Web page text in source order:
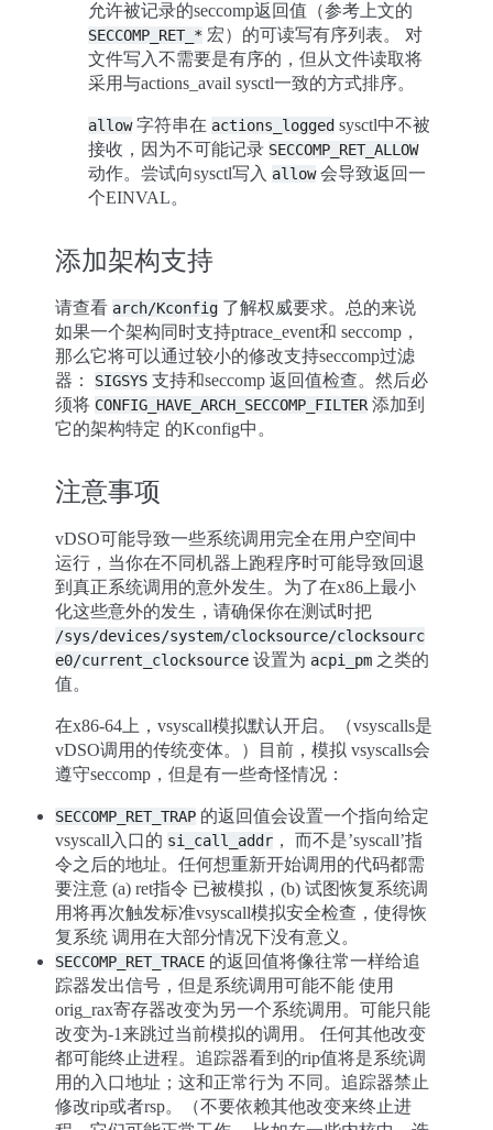
允许被记录的seccomp返回值（参考上文的
SECCOMP_RET_* 宏）的可读写有序列表。 对
文件写入不需要是有序的，但从文件读取将
采用与actions_avail sysctl一致的方式排序。
allow字符串在 actions_logged sysctl中不被
接收，因为不可能记录 SECCOMP_RET_ALLOW
动作。尝试向sysctl写入 allow会导致返回一
个EINVAL。
添加架构支持
请查看 arch/Kconfig 了解权威要求。总的来说
如果一个架构同时支持ptrace_event和 seccomp，
那么它将可以通过较小的修改支持seccomp过滤
器： SIGSYS 支持和seccomp 返回值检查。然后必
须将 CONFIG_HAVE_ARCH_SECCOMP_FILTER 添加到
它的架构特定 的Kconfig中。
注意事项
vDSO可能导致一些系统调用完全在用户空间中
运行，当你在不同机器上跑程序时可能导致回退
到真正系统调用的意外发生。为了在x86上最小
化这些意外的发生，请确保你在测试时把
/sys/devices/system/clocksource/clocksourc
e0/current_clocksource 设置为 acpi_pm 之类的
值。
在x86-64上，vsyscall模拟默认开启。（vsyscalls是
vDSO调用的传统变体。）目前，模拟 vsyscalls会
遵守seccomp，但是有一些奇怪情况：
SECCOMP_RET_TRAP 的返回值会设置一个指向给定
vsyscall入口的 si_call_addr ， 而不是’syscall’指
令之后的地址。任何想重新开始调用的代码都需
要注意 (a) ret指令 已被模拟，(b) 试图恢复系统调
用将再次触发标准vsyscall模拟安全检查，使得恢
复系统 调用在大部分情况下没有意义。
SECCOMP_RET_TRACE 的返回值将像往常一样给追
踪器发出信号，但是系统调用可能不能 使用
orig_rax寄存器改变为另一个系统调用。可能只能
改变为-1来跳过当前模拟的调用。 任何其他改变
都可能终止进程。追踪器看到的rip值将是系统调
用的入口地址；这和正常行为 不同。追踪器禁止
修改rip或者rsp。（不要依赖其他改变来终止进